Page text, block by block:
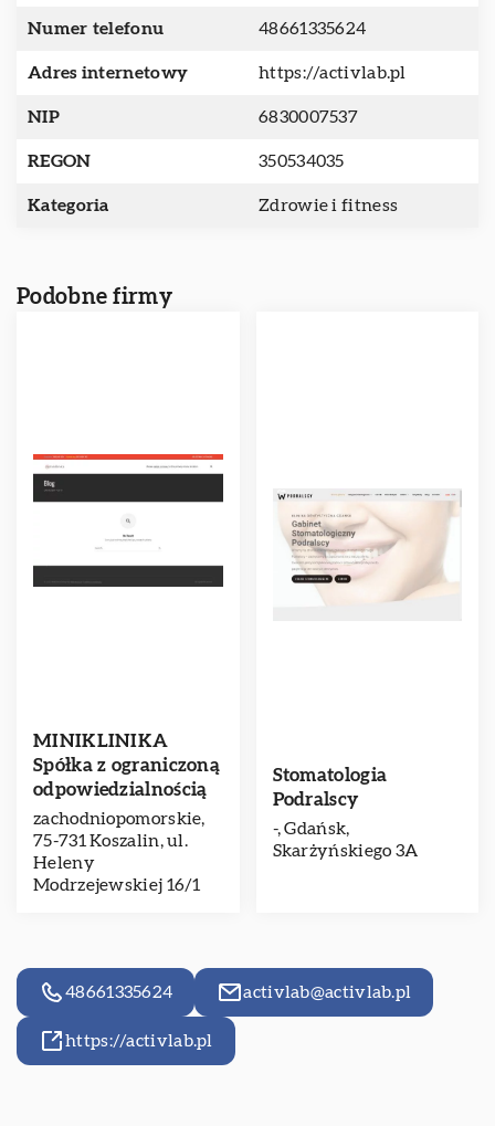
Numer telefonu 48661335624
Adres internetowy https://activlab.pl
NIP 6830007537
REGON 350534035
Kategoria Zdrowie i fitness
Podobne firmy
MINIKLINIKA
Spółka z ograniczoną
odpowiedzialnością
zachodniopomorskie,
75-731 Koszalin, ul.
Heleny
Modrzejewskiej 16/1
Stomatologia
Podralscy
-, Gdańsk,
Skarżyńskiego 3A
48661335624 activlab@activlab.pl
https://activlab.pl